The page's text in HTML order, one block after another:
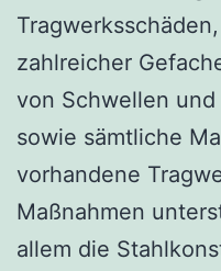
zahlreicher
von Schwellen
sowie sämtliche
vorhandene
Maßnahmen
allem die